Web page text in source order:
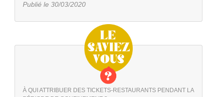
Publié le 30/03/2020
À QUI ATTRIBUER DES TICKETS-RESTAURANTS PENDANT LA